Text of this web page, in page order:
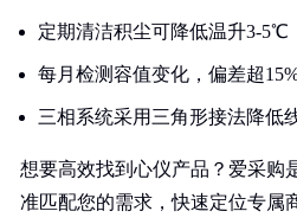
定期清洁积尘可降低温升3-5℃
每月检测容值变化，偏差超
三相系统采用三角形接法降低
想要高效找到心仪产品？爱采购
准匹配您的需求，快速定位专属